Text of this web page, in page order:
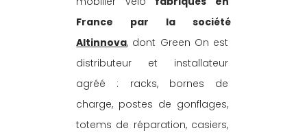
France par la société
Altinnova, dont Green On est
distributeur et installateur
agréé : racks, bornes de
charge, postes de gonflages,
totems de réparation, casiers,